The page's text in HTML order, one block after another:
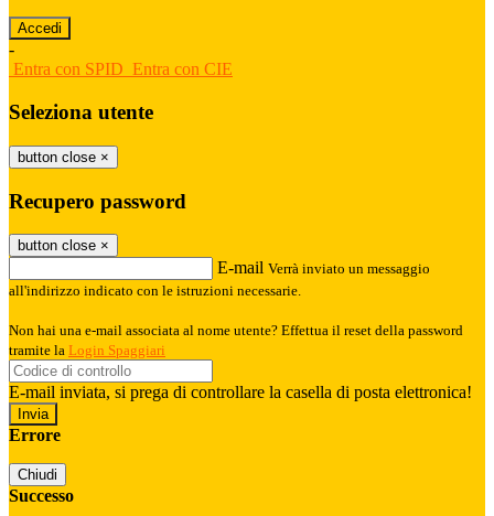
-
Entra con SPID Entra con CIE
Seleziona utente
button close ×
Recupero password
button close ×
E-mail Verrà inviato un messaggio
all'indirizzo indicato con le istruzioni necessarie.
Non hai una e-mail associata al nome utente? Effettua il reset della password
tramite la Login Spaggiari
E-mail inviata, si prega di controllare la casella di posta elettronica!
Errore
Chiudi
Successo